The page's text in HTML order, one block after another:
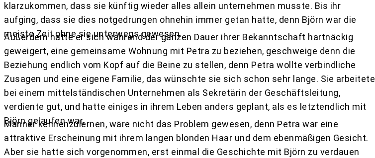
klarzukommen, dass sie künftig wieder alles allein unternehmen musste. Bis ihr
aufging, dass sie dies notgedrungen ohnehin immer getan hatte, denn Björn war die
meiste Zeit ohne sie unterwegs gewesen.
Außerdem hatte er sich während der ganzen Dauer ihrer Bekanntschaft hartnäckig
geweigert, eine gemeinsame Wohnung mit Petra zu beziehen, geschweige denn die
Beziehung endlich vom Kopf auf die Beine zu stellen, denn Petra wollte verbindliche
Zusagen und eine eigene Familie, das wünschte sie sich schon sehr lange. Sie arbeitete
bei einem mittelständischen Unternehmen als Sekretärin der Geschäftsleitung,
verdiente gut, und hatte einiges in ihrem Leben anders geplant, als es letztendlich mit
Björn gelaufen war.
Männer kennenzulernen, wäre nicht das Problem gewesen, denn Petra war eine
attraktive Erscheinung mit ihrem langen blonden Haar und dem ebenmäßigen Gesicht.
Aber sie hatte sich vorgenommen, erst einmal die Geschichte mit Björn zu verdauen